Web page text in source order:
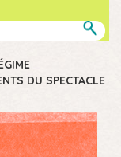
DU SPECTACLE